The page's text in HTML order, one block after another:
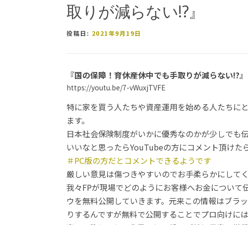
取りが減らない!?』
投稿日: 2021年9月19日
『国の保障！育休産休中でも手取りが減らない!?』
https://youtu.be/7-vWuxjTVFE
特に家を買う人たちや資産運用を始める人たちに
ます。
日本社会保険制度がいかに優秀なのかが少しでも伝
いいなと思ったらYouTubeの方にコメント頂け
＃PC版の方だとコメントできるようです
厳しい意見は傷つきやすいのでお手柔らかにして
我々FPが現場でどのようにお客様へお金につい
ウを無料公開していきます。元来この情報はブラ
りするんですが無料で公開することでプロ向けに